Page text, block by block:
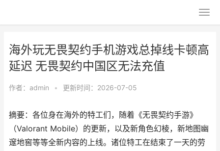
海外玩无畏契约手机游戏总掉线卡顿高
延迟 无畏契约中国区无法充值
作者： admin • 更新时间：2026-07-05
摘要：各位身在海外的特工们，随着《无畏契约手游》
（Valorant Mobile）的更新，以及新角色幻棱，新地图幽
邃地窖等等全新内容的上线。诸位特工在结束了一天的劳